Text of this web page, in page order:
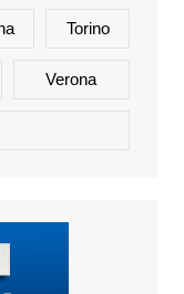
Torino
Verona